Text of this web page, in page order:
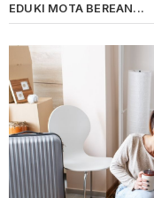
EDUKI MOTA BEREAN...